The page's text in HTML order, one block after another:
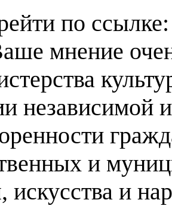
по
мнение
независимой
и
искусства и